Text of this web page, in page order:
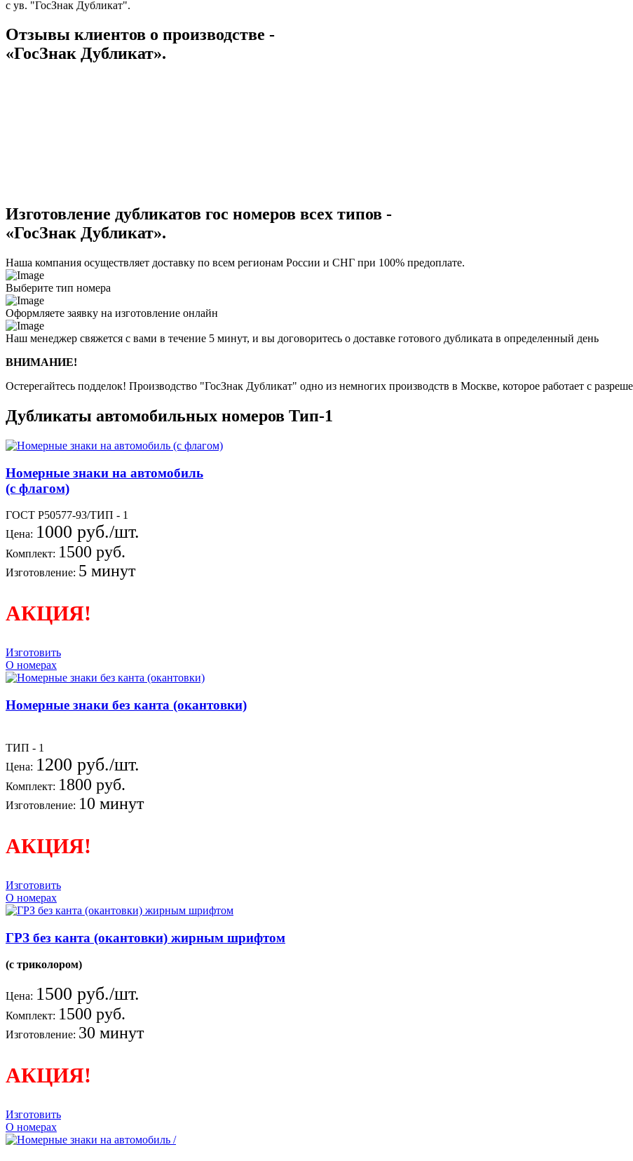
с ув. "ГосЗнак Дубликат".
Отзывы клиентов о производстве -
«ГосЗнак Дубликат».
Изготовление дубликатов гос номеров всех типов -
«ГосЗнак Дубликат».
Наша компания осуществляет доставку по всем регионам России и СНГ при 100% предоплате.
Выберите тип номера
Оформляете заявку на изготовление онлайн
Наш менеджер свяжется с вами в течение 5 минут, и вы договоритесь о доставке готового дубликата в определенный день
ВНИМАНИЕ!
Остерегайтесь подделок! Производство "ГосЗнак Дубликат" одно из немногих производств в Москве, которое работает с
Дубликаты автомобильных номеров Тип-1
Номерные знаки на автомобиль
(с флагом)
ГОСТ Р50577-93/ТИП - 1
Цена: 1000 руб./шт.
Комплект: 1500 руб.
Изготовление: 5 минут
АКЦИЯ!
Изготовить
О номерах
Номерные знаки без канта (окантовки)
ТИП - 1
Цена: 1200 руб./шт.
Комплект: 1800 руб.
Изготовление: 10 минут
АКЦИЯ!
Изготовить
О номерах
ГРЗ без канта (окантовки) жирным шрифтом
(с триколором)
Цена: 1500 руб./шт.
Комплект: 1500 руб.
Изготовление: 30 минут
АКЦИЯ!
Изготовить
О номерах